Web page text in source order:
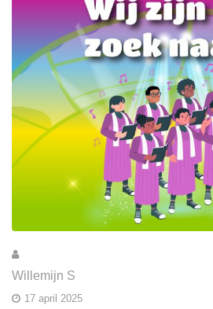
Willemijn S
17 april 2025